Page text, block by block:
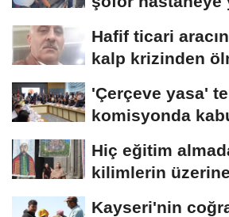
Hafif ticari
kalp krizinden
'Çerçeve yasa'
komisyonda
Hiç eğitim
kilimlerin üzerine
Kayseri'nin